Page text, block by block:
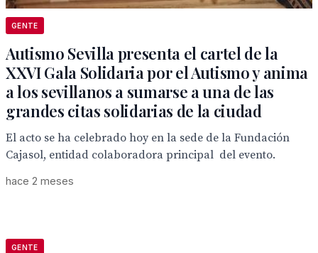
GENTE
Autismo Sevilla presenta el cartel de la
XXVI Gala Solidaria por el Autismo y anima
a los sevillanos a sumarse a una de las
grandes citas solidarias de la ciudad
El acto se ha celebrado hoy en la sede de la Fundación
Cajasol, entidad colaboradora principal del evento.
hace 2 meses
GENTE